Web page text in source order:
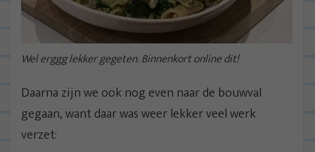
Wel erggg lekker gegeten. Binnenkort online dit!
Daarna zijn we ook nog even naar de bouwval
gegaan, want daar was weer lekker veel werk
verzet: